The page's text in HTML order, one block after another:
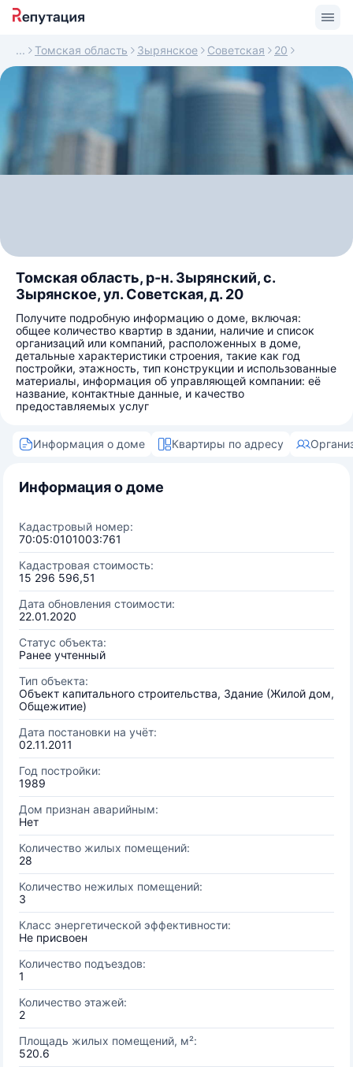
Томская область Зырянское Советская 20
Томская область, р-н. Зырянский, с.
Зырянское, ул. Советская, д. 20
Получите подробную информацию о доме, включая:
общее количество квартир в здании, наличие и список
организаций или компаний, расположенных в доме,
детальные характеристики строения, такие как год
постройки, этажность, тип конструкции и использованные
материалы, информация об управляющей компании: её
название, контактные данные, и качество
предоставляемых услуг
Информация о доме Квартиры по адресу
Информация о доме
Кадастровый номер:
70:05:0101003:761
Кадастровая стоимость:
15 296 596,51
Дата обновления стоимости:
22.01.2020
Статус объекта:
Ранее учтенный
Тип объекта:
Объект капитального строительства, Здание (Жилой дом,
Общежитие)
Дата постановки на учёт:
02.11.2011
Год постройки:
1989
Дом признан аварийным:
Нет
Количество жилых помещений:
28
Количество нежилых помещений:
3
Класс энергетической эффективности:
Не присвоен
Количество подъездов:
1
Количество этажей:
2
Площадь жилых помещений, м²:
520.6